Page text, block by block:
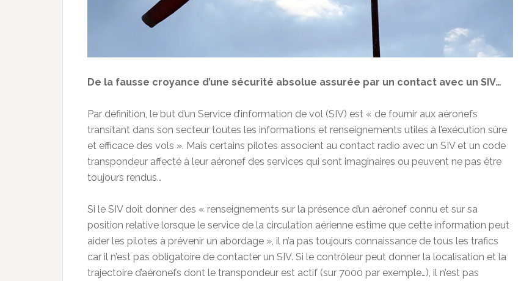
De la fausse croyance d’une sécurité absolue assurée par un contact avec un SIV…
Par définition, le but d’un Service d’information de vol (SIV) est « de fournir aux aéronefs
transitant dans son secteur toutes les informations et renseignements utiles à l’exécution sûre
et efficace des vols ». Mais certains pilotes associent au contact radio avec un SIV et un code
transpondeur affecté à leur aéronef des services qui sont imaginaires ou peuvent ne pas être
toujours rendus…
Si le SIV doit donner des « renseignements sur la présence d’un aéronef connu et sur sa
position relative lorsque le service de la circulation aérienne estime que cette information peut
aider les pilotes à prévenir un abordage », il n’a pas toujours connaissance de tous les trafics
car il n’est pas obligatoire de contacter un SIV. Si le contrôleur peut donner la localisation et la
trajectoire d’aéronefs dont le transpondeur est actif (sur 7000 par exemple…), il n’est pas